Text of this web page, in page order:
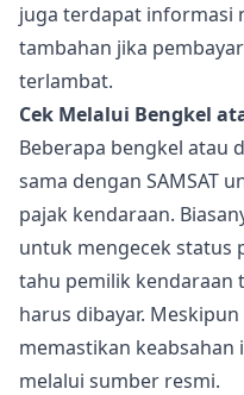
juga terdapat informasi
tambahan jika
terlambat.
Cek Melalui Bengkel
Beberapa bengkel atau
sama dengan SAMSAT
pajak kendaraan.
untuk mengecek status
tahu pemilik kendaraan
harus dibayar.
memastikan
melalui sumber resmi.